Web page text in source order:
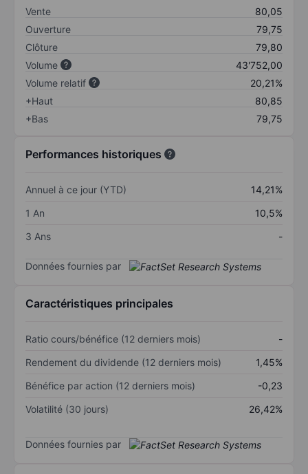
Vente
80,05
Ouverture
79,75
Clôture
79,80
Volume
43'752,00
Volume relatif
20,21%
+Haut
80,85
+Bas
79,75
Performances historiques
Annuel à ce jour (YTD)
14,21%
1 An
10,5%
3 Ans
-
Données fournies par
Caractéristiques principales
Ratio cours/bénéfice (12 derniers mois)
-
Rendement du dividende (12 derniers mois)
1,45%
Bénéfice par action (12 derniers mois)
-0,23
Volatilité (30 jours)
26,42%
Données fournies par